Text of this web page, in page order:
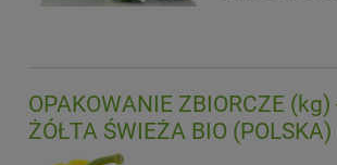
OPAKOWANIE ZBIORCZE (kg)
ŻÓŁTA ŚWIEŻA BIO